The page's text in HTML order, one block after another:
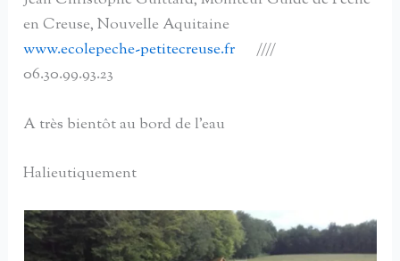
en Creuse, Nouvelle Aquitaine
www.ecolepeche-petitecreuse.fr ////
06.30.99.93.23
A très bientôt au bord de l’eau
Halieutiquement